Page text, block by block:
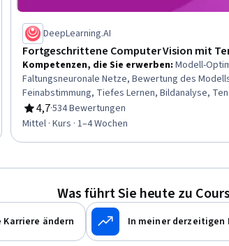
DeepLearning.AI
Fortgeschrittene Computer Vision mit
Kompetenzen, die Sie erwerben: Modell-
Faltungsneuronale Netze, Bewertung des
Feinabstimmung, Tiefes Lernen, Bildanalyse,
Klassifizierungsalgorithmen, Angewandtes
Lernen, Modell Ausbildung, Visualisierung
4,7
Bewertung, 4,7 von 5 Sternen
·534 Bewertungen
Mittel · Kurs · 1–4 Wochen
Was führt Sie heute zu
Karriere ändern In meiner derzeitigen